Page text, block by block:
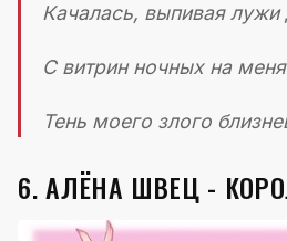
Качалась, выпивая лужи
С витрин ночных на
Тень моего злого
6. АЛЁНА ШВЕЦ -